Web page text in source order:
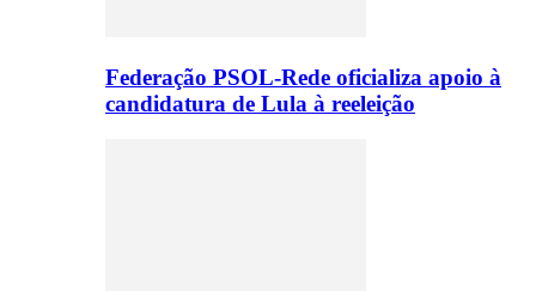
Federação PSOL-Rede oficializa apoio à
candidatura de Lula à reeleição